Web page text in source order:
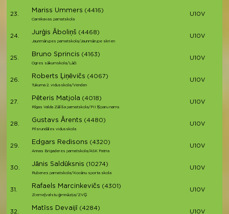
23.
Mariss Ummers (4416)
Carnikavas pamatskola
U10V
24.
Jurģis Āboliņš (4468)
Jaunmārupes pamatskola/Jaunmārupe skrien
U10V
25.
Bruno Sprincis (4163)
Ogres sākumskola/Lāči
U10V
26.
Roberts Ļiņēvičs (4067)
Tukuma 2. vidusskola/Venden
U10V
27.
Pēteris Matjola (4018)
Rīgas Valda Zālīša pamatskola/PII Ķiparu nams
U10V
28.
Gustavs Ārents (4480)
Pilsrundāles vidusskola
U10V
29.
Edgars Redisons (4320)
Annas Brigaderes pamatskola/ASK Patria
U10V
30.
Jānis Saldūksnis (10274)
Rubenes pamatskola/Kocēnu sporta skola
U10V
31.
Rafaels Marcinkevičs (4301)
Ziemeļvalstu ģimnāzija/ZVĢ
U10V
32.
Matīss Devaijī (4284)
U10V